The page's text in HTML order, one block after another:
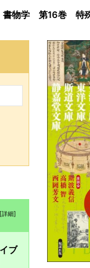
書物学 第16巻 特殊
詳細]
ブ